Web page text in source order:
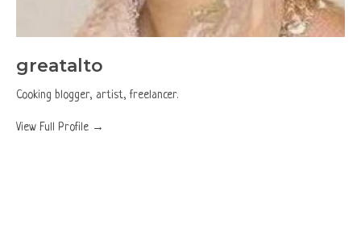
greatalto
Cooking blogger, artist, freelancer.
View Full Profile →